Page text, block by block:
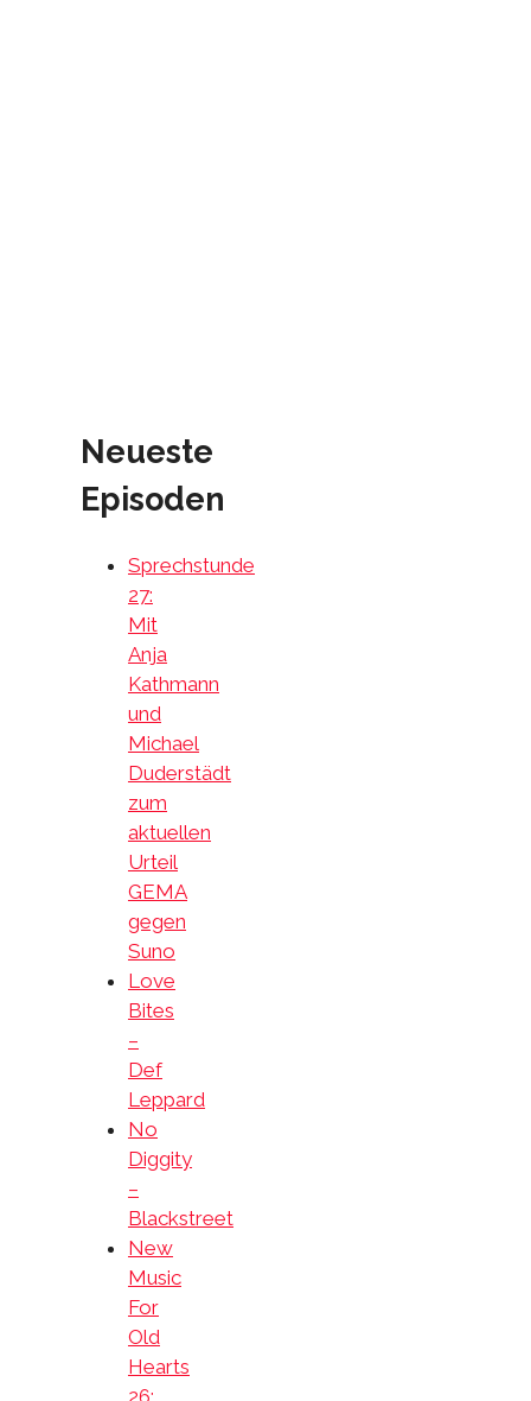
Neueste
Episoden
Sprechstunde
27:
Mit
Anja
Kathmann
und
Michael
Duderstädt
zum
aktuellen
Urteil
GEMA
gegen
Suno
Love
Bites
–
Def
Leppard
No
Diggity
–
Blackstreet
New
Music
For
Old
Hearts
26: